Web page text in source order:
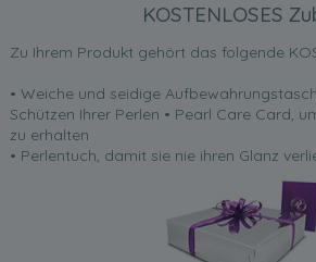
KOSTENLOSES
Zu Ihrem Produkt gehört das folgende
• Weiche und seidige
Schützen Ihrer Perlen • Pearl Care Card,
zu erhalten
• Perlentuch, damit sie nie ihren Glanz